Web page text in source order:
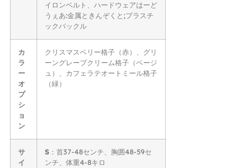
イロンベルト、ハードウェアはーど
うぇあ:金属ときんぞくと;プラスチ
ックバックル
カ
ラ
ー
オ
プ
シ
ョ
ン
クリスマスベリー格子（赤）、グリ
ーングレープクリーム格子（ベージ
ュ）、カフェラテオートミール格子
（緑）
サ
イ
S ：首37-48センチ、胸囲48-59セ
ンチ、体重4-8キロ